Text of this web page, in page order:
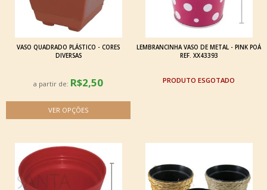
VASO QUADRADO PLÁSTICO - CORES
DIVERSAS
a partir de: R$2,50
LEMBRANCINHA VASO DE METAL - PINK POÁ
REF. XX43393
ESGOTADO